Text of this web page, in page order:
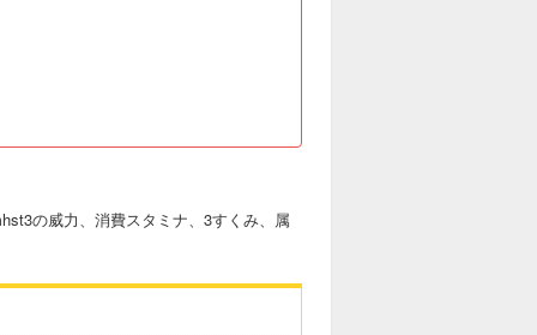
の威力、消費スタミナ、3すくみ、属